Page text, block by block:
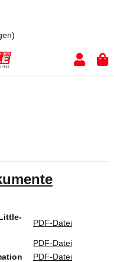
PDF-Datei
PDF-Datei
PDF-Datei